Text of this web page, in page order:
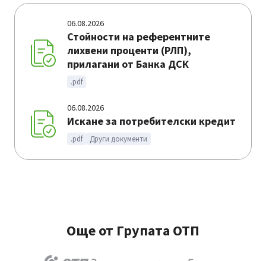
06.08.2026
Стойности на референтните
лихвени проценти (РЛП),
прилагани от Банка ДСК
.pdf
06.08.2026
Искане за потребителски кредит
.pdf Други документи
Още от Групата ОТП